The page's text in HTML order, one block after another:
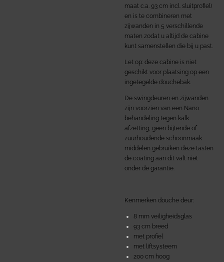
maat c.a. 93 cm incl. sluitprofiel)
en is te combineren met
zijwanden in 5 verschillende
maten zodat u altijd de cabine
kunt samenstellen die bij u past.
Let op: deze cabine is niet
geschikt voor plaatsing op een
ingetegelde douchebak.
De swingdeuren en zijwanden
zijn voorzien van een Nano
behandeling tegen kalk
afzetting, geen bijtende of
zuurhoudende schoonmaak
middelen gebruiken deze tasten
de coating aan dit valt niet
onder de garantie.
Kenmerken douche deur:
8 mm veiligheidsglas
93 cm breed
met profiel
met liftsysteem
200 cm hoog